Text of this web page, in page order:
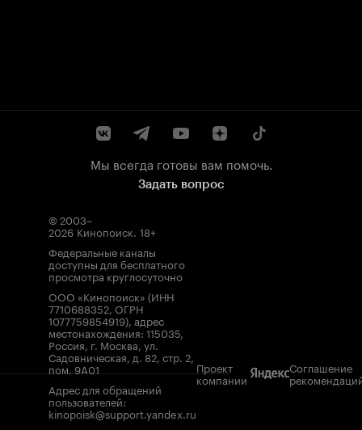
Мы всегда готовы вам помочь.
Задать вопрос
© 2003–
2026 Кинопоиск. 18+
Федеральные каналы
доступны для бесплатного
просмотра круглосуточно
ООО «Кинопоиск» (ИНН
7710688352, ОГРН
1077759854919), адрес
местонахождения: 115035,
Россия, г. Москва, ул.
Садовническая, д. 82, стр. 2,
пом. 9А01
Адрес для обращений
пользователей:
kinopoisk@support.yandex.ru
Проект
компании
Соглашение